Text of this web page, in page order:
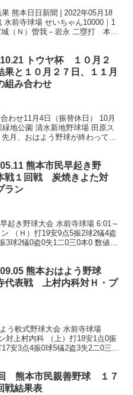
熊本日日新聞 | 2022年05月18
前寺球場 せいちゃん10000｜1
城（Ｎ）曽我－岩永 二塁打 本田
トウヤ杯 １０月２
果と１０月２７日、１１月
組み合わせ
わせ11月4日（振替休日） 10月
地公園 清水新地野球場 田原ス
月、おはよう野球が終わってか
熊本市民早起き野
１回戦 炭焼きよた対
ラン
起き野球大会 水前寺球場 6:01～
（Ｈ）打19安9点5振2球2犠4盗
3球2犠0盗0失1二0三0本0 数値は
熊本おはよう野球
代表戦 上村内科対Ｈ・プ
よう軟式野球大会 水前寺球場
上村内科 （上）打18安1点0振
安3点4振0球5犠2盗3失2二0三1
熊本市民親善野球 １７
戦結果表